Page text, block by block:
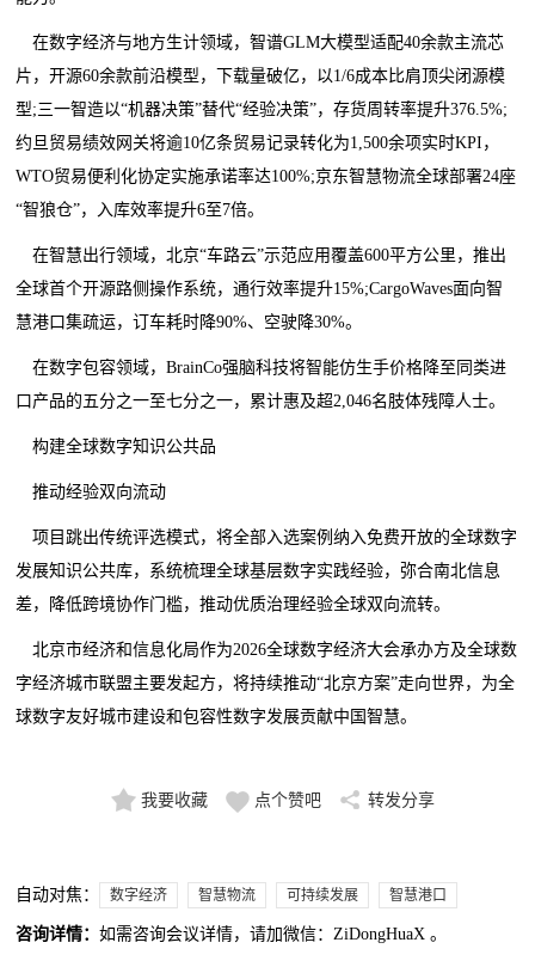
在数字经济与地方生计领域，智谱GLM大模型适配40余款主流芯
片，开源60余款前沿模型，下载量破亿，以1/6成本比肩顶尖闭源模
型;三一智造以“机器决策”替代“经验决策”，存货周转率提升376.5%;
约旦贸易绩效网关将逾10亿条贸易记录转化为1,500余项实时KPI，
WTO贸易便利化协定实施承诺率达100%;京东智慧物流全球部署24座
“智狼仓”，入库效率提升6至7倍。
在智慧出行领域，北京“车路云”示范应用覆盖600平方公里，推出
全球首个开源路侧操作系统，通行效率提升15%;CargoWaves面向智
慧港口集疏运，订车耗时降90%、空驶降30%。
在数字包容领域，BrainCo强脑科技将智能仿生手价格降至同类进
口产品的五分之一至七分之一，累计惠及超2,046名肢体残障人士。
构建全球数字知识公共品
推动经验双向流动
项目跳出传统评选模式，将全部入选案例纳入免费开放的全球数字
发展知识公共库，系统梳理全球基层数字实践经验，弥合南北信息
差，降低跨境协作门槛，推动优质治理经验全球双向流转。
北京市经济和信息化局作为2026全球数字经济大会承办方及全球数
字经济城市联盟主要发起方，将持续推动“北京方案”走向世界，为全
球数字友好城市建设和包容性数字发展贡献中国智慧。
我要收藏 点个赞吧 转发分享
自动对焦： 数字经济 智慧物流 可持续发展 智慧港口
咨询详情：如需咨询会议详情，请加微信：ZiDongHuaX 。